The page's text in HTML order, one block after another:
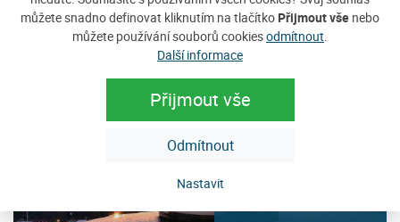
můžete snadno definovat kliknutím na tlačítko Přijmout vše nebo
můžete používání souborů cookiesodmítnout
Další informace
Přijmout vše
Odmítnout
Nastavit
12